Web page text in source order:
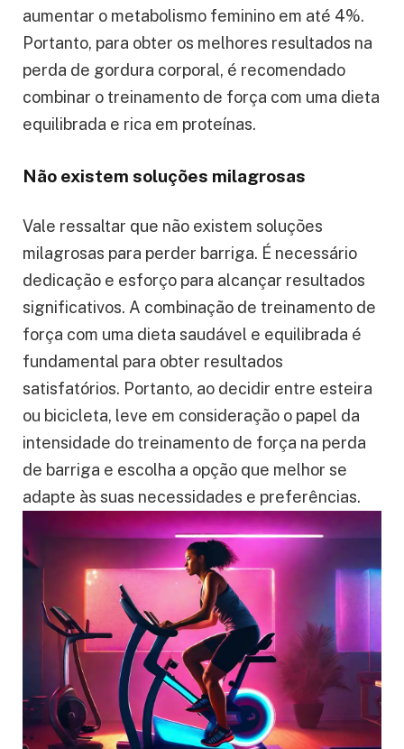
aumentar o metabolismo feminino em até 4%.
Portanto, para obter os melhores resultados na
perda de gordura corporal, é recomendado
combinar o treinamento de força com uma dieta
equilibrada e rica em proteínas.
Não existem soluções milagrosas
Vale ressaltar que não existem soluções
milagrosas para perder barriga. É necessário
dedicação e esforço para alcançar resultados
significativos. A combinação de treinamento de
força com uma dieta saudável e equilibrada é
fundamental para obter resultados
satisfatórios. Portanto, ao decidir entre esteira
ou bicicleta, leve em consideração o papel da
intensidade do treinamento de força na perda
de barriga e escolha a opção que melhor se
adapte às suas necessidades e preferências.